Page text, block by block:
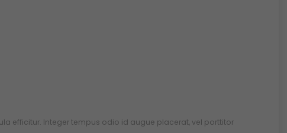
efficitur. Integer tempus odio id augue placerat, vel porttitor